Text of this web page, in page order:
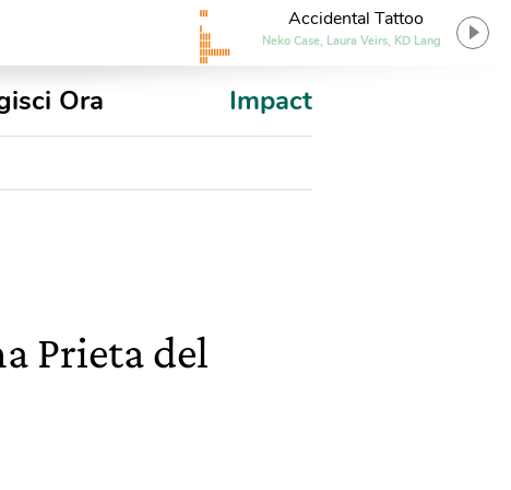
Accidental Tattoo
Neko Case, Laura Veirs, KD Lang
Ora Impact
Prieta del